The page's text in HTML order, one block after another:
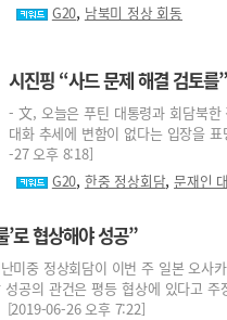
G20, 남북미 정상 회동
시진핑 “사드 문제 해결 검토
- 文, 오늘은 푸틴 대통령과 회담북한
대화 추세에 변함이 없다는 입장을
-27 오후 8:18]
G20, 한중 정상회담,문재인
’로 협상해야 성공”
미중 정상회담이 이번 주 일본 오
공의 관건은 평등 협상에 있다고
06-26 오후 7:22]